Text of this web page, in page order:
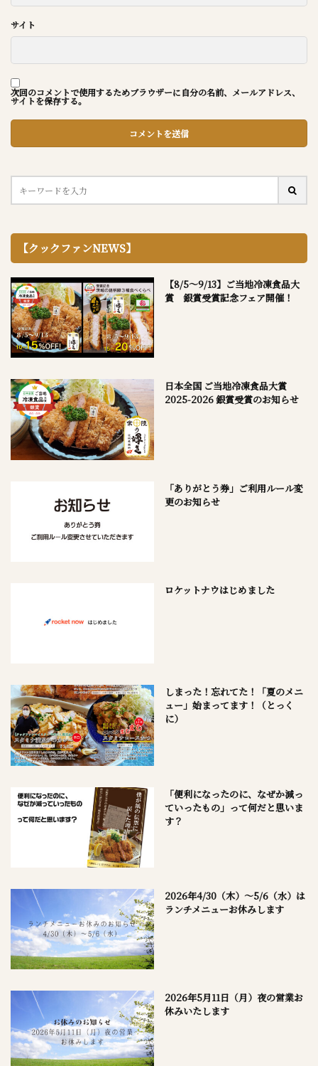
サイト
次回のコメントで使用するためブラウザーに自分の名前、メールアドレス、
サイトを保存する。
【クックファンNEWS】
【8/5～9/13】ご当地冷凍食品大
賞 銀賞受賞記念フェア開催！
日本全国 ご当地冷凍食品大賞
2025-2026 銀賞受賞のお知らせ
「ありがとう券」ご利用ルール変
更のお知らせ
ロケットナウはじめました
しまった！忘れてた！「夏のメニ
ュー」始まってます！（とっく
に）
「便利になったのに、なぜか減っ
ていったもの」って何だと思いま
す？
2026年4/30（木）～5/6（水）は
ランチメニューお休みします
2026年5月11日（月）夜の営業お
休みいたします